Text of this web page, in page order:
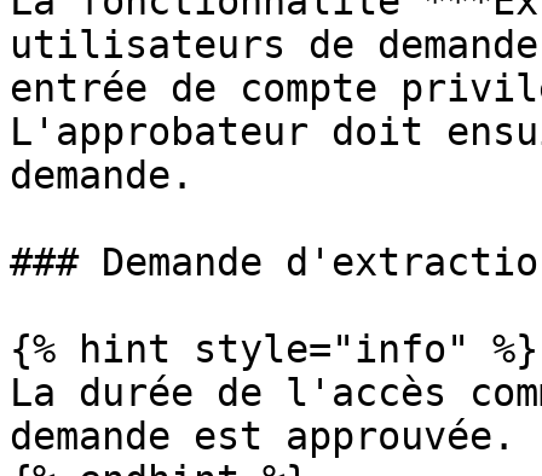
utilisateurs de
entrée de compte
L'approbateur doit
demande.
### Demande
{% hint style="info" %}
La durée de l'accès
demande est approuvée.